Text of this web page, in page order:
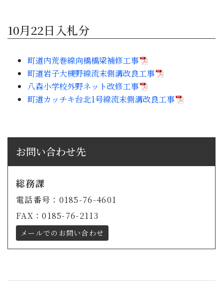
10月22日入札分
町道内荒巻線向橋橋梁補修工事
町道岩子大槻野線流末側溝改良工事
八森小学校外野ネット改修工事
町道カッチキ台北1号線流末側溝改良工事
お問い合わせ先
総務課
電話番号：0185-76-4601
FAX：0185-76-2113
メールでのお問い合わせ